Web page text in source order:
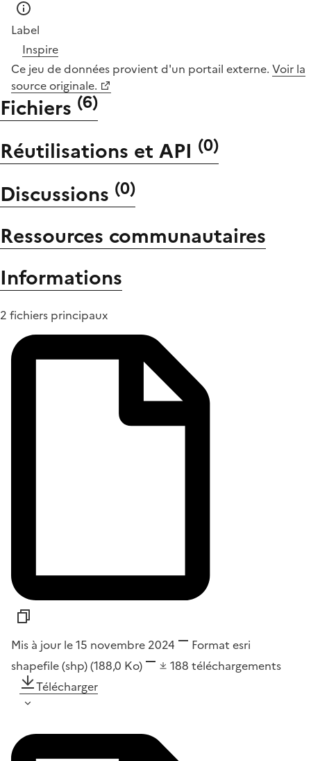
Label
Inspire
Ce jeu de données provient d'un portail externe. Voir la
source originale.
Fichiers (6)
Réutilisations et API (0)
Discussions (0)
Ressources communautaires
Informations
2 fichiers principaux
Mis à jour le 15 novembre 2024 Format esri
shapefile (shp)(188,0 Ko) 188 téléchargements
Télécharger